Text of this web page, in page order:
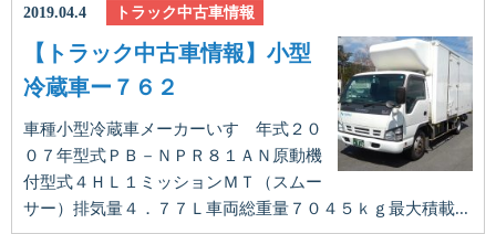
2019.04.4 トラック中古車情報
【トラック中古車情報】小型
冷蔵車ー７６２
車種小型冷蔵車メーカーいすゞ年式２０
０７年型式ＰＢ－ＮＰＲ８１ＡＮ原動機
付型式４ＨＬ１ミッションＭＴ（スムー
サー）排気量４．７７Ｌ車両総重量７０４５ｋｇ最大積載...